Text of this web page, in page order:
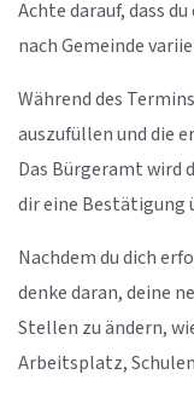
Achte darauf, dass
nach Gemeinde
Während des
auszufüllen und die
Das Bürgeramt wird
dir eine Bestätigung
Nachdem du dich
denke daran, deine
Stellen zu ändern,
Arbeitsplatz,